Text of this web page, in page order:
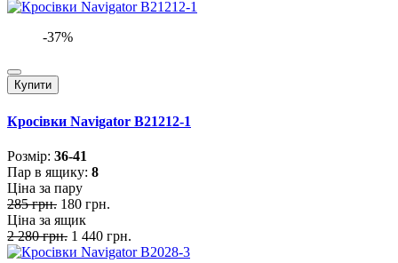
-37%
Купити
Кросівки Navigator B21212-1
Розмiр: 36-41
Пар в ящику: 8
Ціна за пару
285 грн. 180 грн.
Ціна за ящик
2 280 грн. 1 440 грн.